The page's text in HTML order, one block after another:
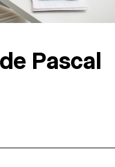
Pascal